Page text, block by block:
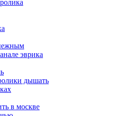
эврика
дышать
в москве